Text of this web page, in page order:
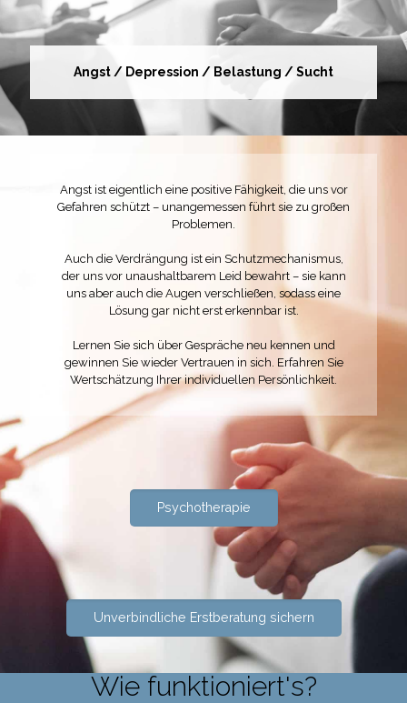
Angst / Depression / Belastung / Sucht
Angst ist eigentlich eine positive Fähigkeit, die uns vor
Gefahren schützt – unangemessen führt sie zu großen
Problemen.
Auch die Verdrängung ist ein Schutzmechanismus,
der uns vor unaushaltbarem Leid bewahrt – sie kann
uns aber auch die Augen verschließen, sodass eine
Lösung gar nicht erst erkennbar ist.
Lernen Sie sich über Gespräche neu kennen und
gewinnen Sie wieder Vertrauen in sich. Erfahren Sie
Wertschätzung Ihrer individuellen Persönlichkeit.
Psychotherapie
Unverbindliche Erstberatung sichern
Wie funktioniert's?